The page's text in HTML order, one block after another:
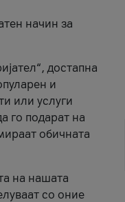
начин за
достапна
и
или услуги
го подарат на
обичната
на нашата
со оние